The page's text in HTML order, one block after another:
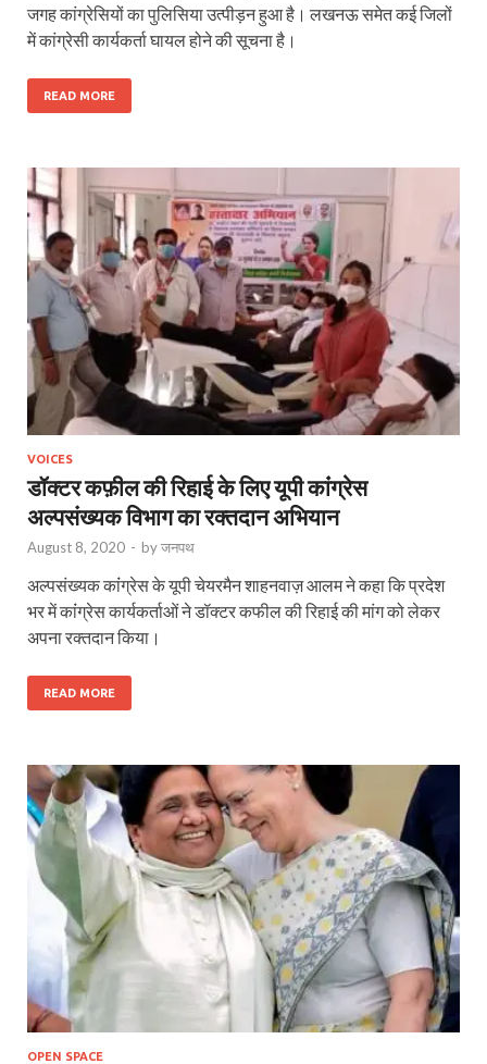
जगह कांग्रेसियों का पुलिसिया उत्पीड़न हुआ है। लखनऊ समेत कई जिलों
में कांग्रेसी कार्यकर्ता घायल होने की सूचना है।
READ MORE
VOICES
डॉक्टर कफ़ील की रिहाई के लिए यूपी कांंग्रेस
अल्पसंख्यक विभाग का रक्तदान अभियान
August 8, 2020 - byजनपथ
अल्पसंख्यक कांंग्रेस के यूपी चेयरमैन शाहनवाज़ आलम ने कहा कि प्रदेश
भर में कांंग्रेस कार्यकर्ताओं ने डॉक्टर कफील की रिहाई की मांग को लेकर
अपना रक्तदान किया।
READ MORE
OPEN SPACE